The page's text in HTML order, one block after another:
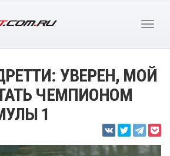
УВЕРЕН, МОЙ
ЧЕМПИОНОМ
1